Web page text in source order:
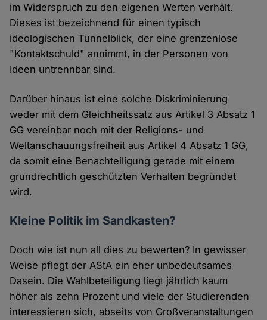
im Widerspruch zu den eigenen Werten verhält.
Dieses ist bezeichnend für einen typisch
ideologischen Tunnelblick, der eine grenzenlose
"Kontaktschuld" annimmt, in der Personen von
Ideen untrennbar sind.
Darüber hinaus ist eine solche Diskriminierung
weder mit dem Gleichheitssatz aus Artikel 3 Absatz 1
GG vereinbar noch mit der Religions- und
Weltanschauungsfreiheit aus Artikel 4 Absatz 1 GG,
da somit eine Benachteiligung gerade mit einem
grundrechtlich geschützten Verhalten begründet
wird.
Kleine Politik im Sandkasten?
Doch wie ist nun all dies zu bewerten? In gewisser
Weise pflegt der AStA ein eher unbedeutsames
Dasein. Die Wahlbeteiligung liegt jährlich kaum
höher als zehn Prozent und viele der Studierenden
interessieren sich, abseits von Großveranstaltungen